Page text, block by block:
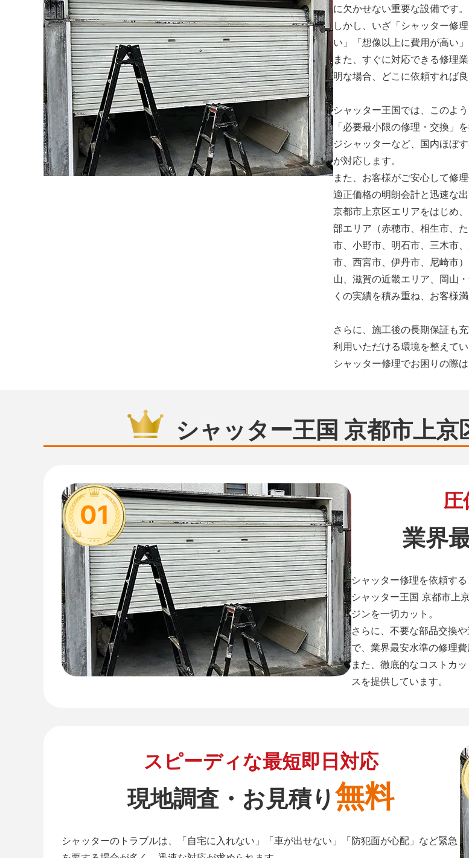
に欠かせない重要な設備です。
しかし、いざ「シャッター修
い」「想像以上に費用が高い
また、すぐに対応できる修理
明な場合、どこに依頼すれば
シャッター王国では、このよ
「必要最小限の修理・交換」
ジシャッターなど、国内ほぼ
が対応します。
また、お客様がご安心して修
適正価格の明朗会計と迅速な
京都市上京区エリアをはじめ
部エリア（赤穂市、相生市、
市、小野市、明石市、三木市
市、西宮市、伊丹市、尼崎市
山、滋賀の近畿エリア、岡山
くの実績を積み重ね、お客様
さらに、施工後の長期保証も
利用いただける環境を整えてい
シャッター修理でお困りの際
シャッター王国 京都市上京
01 圧
業界
シャッター修理を依頼す
シャッター王国 京都市上
ジンを一切カット。
さらに、不要な部品交換
で、業界最安水準の修理
また、徹底的なコストカ
スを提供しています。
スピーディな最短即日対応
現地調査・お見積り無料
シャッターのトラブルは、「自宅に入れない」「車が出せない」「防犯面が心配」など緊急